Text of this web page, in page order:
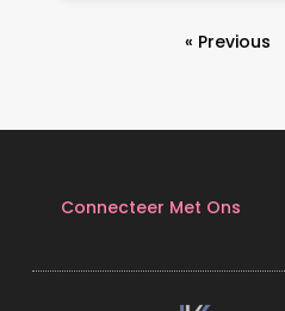
« Previous
Connecteer Met Ons